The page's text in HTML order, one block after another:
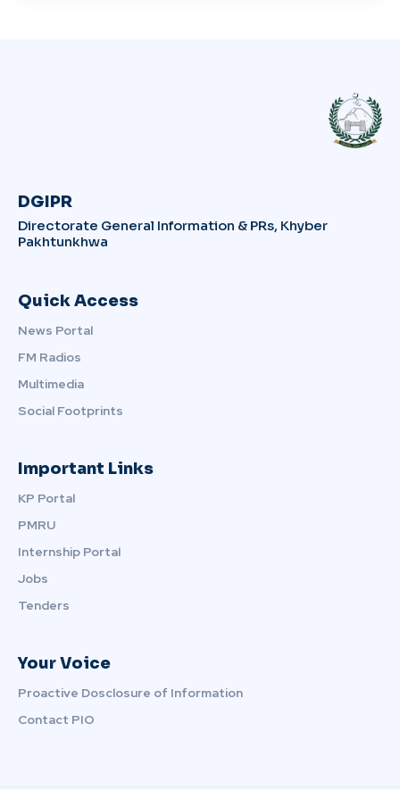
DGIPR
Directorate General Information & PRs, Khyber
Pakhtunkhwa
Quick Access
News Portal
FM Radios
Multimedia
Social Footprints
Important Links
KP Portal
PMRU
Internship Portal
Jobs
Tenders
Your Voice
Proactive Dosclosure of Information
Contact PIO